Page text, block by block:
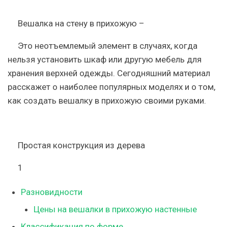
Вешалка на стену в прихожую –
Это неотъемлемый элемент в случаях, когда
нельзя установить шкаф или другую мебель для
хранения верхней одежды. Сегодняшний материал
расскажет о наиболее популярных моделях и о том,
как создать вешалку в прихожую своими руками.
Простая конструкция из дерева
1
Разновидности
Цены на вешалки в прихожую настенные